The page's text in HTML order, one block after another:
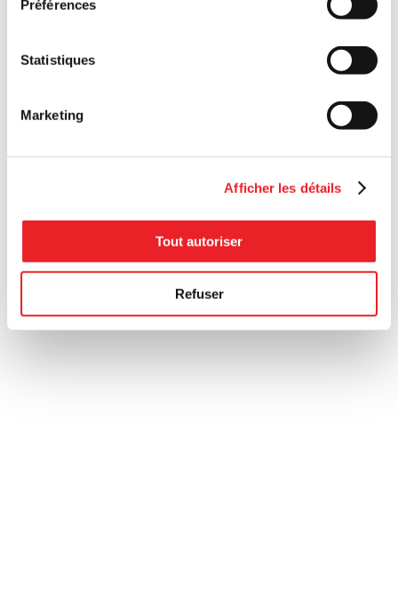
Préférences
Statistiques
Marketing
Afficher les détails
Tout autoriser
Refuser